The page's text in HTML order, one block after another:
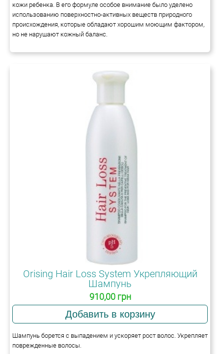
кожи ребенка. В его формуле особое внимание было уделено
использованию поверхностно-активных веществ природного
происхождения, которые обладают хорошим моющим фактором,
но не нарушают кожный баланс.
Orising Hair Loss System Укрепляющий
Шампунь
910,00 грн
Шампунь борется с выпадением и ускоряет рост волос. Укрепляет
поврежденные волосы.